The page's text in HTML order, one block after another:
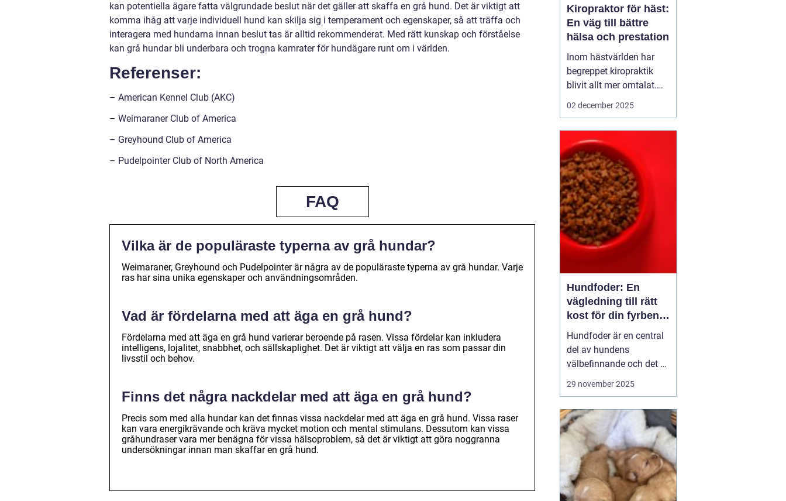
kan potentiella ägare fatta välgrundade beslut när det gäller att skaffa en grå hund. Det är viktigt att
komma ihåg att varje individuell hund kan skilja sig i temperament och egenskaper, så att träffa och
interagera med hundarna innan beslut tas är alltid rekommenderat. Med rätt kunskap och förståelse
kan grå hundar bli underbara och trogna kamrater för hundägare runt om i världen.
Referenser:
– American Kennel Club (AKC)
– Weimaraner Club of America
– Greyhound Club of America
– Pudelpointer Club of North America
FAQ
Vilka är de populäraste typerna av grå hundar?
Weimaraner, Greyhound och Pudelpointer är några av de populäraste typerna av grå hundar. Varje
ras har sina unika egenskaper och användningsområden.
Vad är fördelarna med att äga en grå hund?
Fördelarna med att äga en grå hund varierar beroende på rasen. Vissa fördelar kan inkludera
intelligens, lojalitet, snabbhet, och sällskaplighet. Det är viktigt att välja en ras som passar din
livsstil och behov.
Finns det några nackdelar med att äga en grå hund?
Precis som med alla hundar kan det finnas vissa nackdelar med att äga en grå hund. Vissa raser
kan vara energikrävande och kräva mycket motion och mental stimulans. Dessutom kan vissa
gråhundraser vara mer benägna för vissa hälsoproblem, så det är viktigt att göra noggranna
undersökningar innan man skaffar en grå hund.
Kiropraktor för häst:
En väg till bättre
hälsa och prestation
Inom hästvärlden har
begreppet kiropraktik
blivit allt mer omtalat.
För den som inte är
modefluga, men faktum
är att denna metod har
antika rötter och syftar
till at...
02 december 2025
Hundfoder: En
vägledning till rätt
kost för din fyrbenta
vän
Hundfoder är en central
del av hundens
välbefinnande och det är
viktigt för alla
näringsrika och lämpliga
kosten för sina älskade
husdjur. Genom...
29 november 2025